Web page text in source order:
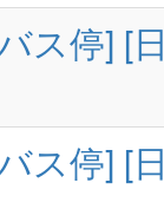
ス停] [
ス停] [